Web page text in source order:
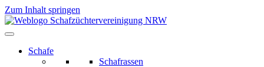
Zum Inhalt springen
Schafe
Schafrassen